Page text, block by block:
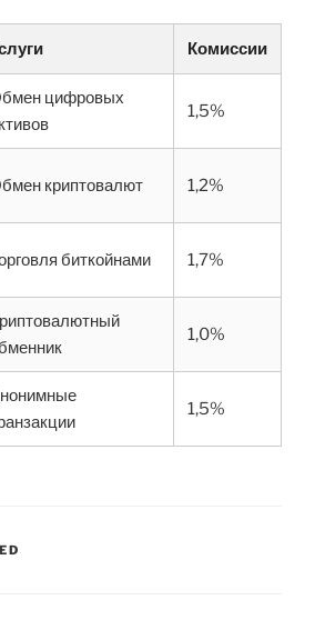
Комиссии
цифровых
1,5%
криптовалют 1,2%
биткойнами 1,7%
1,0%
1,5%